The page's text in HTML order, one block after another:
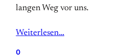
langen Weg vor uns.
Weiterlesen…
0